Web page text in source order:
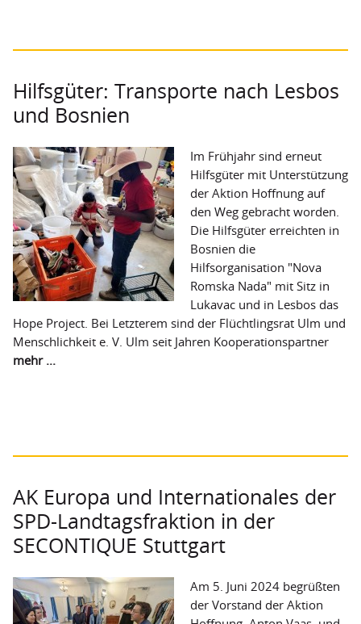
Hilfsgüter: Transporte nach Lesbos
und Bosnien
Im Frühjahr sind erneut
Hilfsgüter mit Unterstützung
der Aktion Hoffnung auf
den Weg gebracht worden.
Die Hilfsgüter erreichten in
Bosnien die
Hilfsorganisation "Nova
Romska Nada" mit Sitz in
Lukavac und in Lesbos das
Hope Project. Bei Letzterem sind der Flüchtlingsrat Ulm und
Menschlichkeit e. V. Ulm seit Jahren Kooperationspartner
mehr ...
AK Europa und Internationales der
SPD-Landtagsfraktion in der
SECONTIQUE Stuttgart
Am 5. Juni 2024 begrüßten
der Vorstand der Aktion